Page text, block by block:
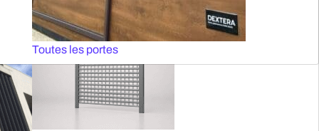
Toutes les portes
ANTARES BO DARK GREY 9162
3m